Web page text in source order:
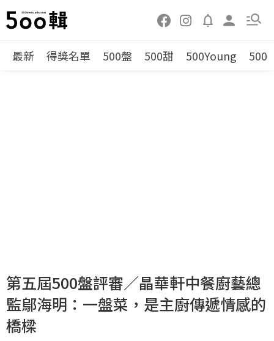
最新 得獎名單 500盤 500甜 500Young 500
第五屆500盤評審／晶華軒中餐廚藝總
監鄔海明：一盤菜，是主廚傳遞情感的
橋樑